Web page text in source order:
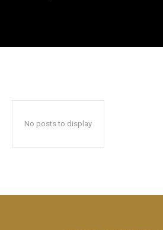
No posts to display